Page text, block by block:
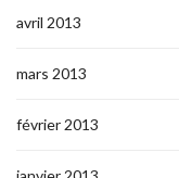
avril 2013
mars 2013
février 2013